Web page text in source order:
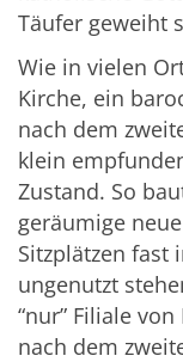
Täufer geweiht
Wie in vielen
Kirche, ein
nach dem
klein
Zustand. So
geräumige
Sitzplätzen fast
ungenutzt
“nur” Filiale
nach dem